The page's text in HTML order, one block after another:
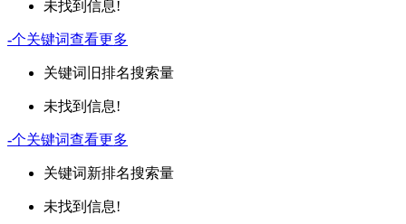
未找到信息!
-个关键词查看更多
关键词 旧排名搜索量
未找到信息!
-个关键词查看更多
关键词新排名搜索量
未找到信息!